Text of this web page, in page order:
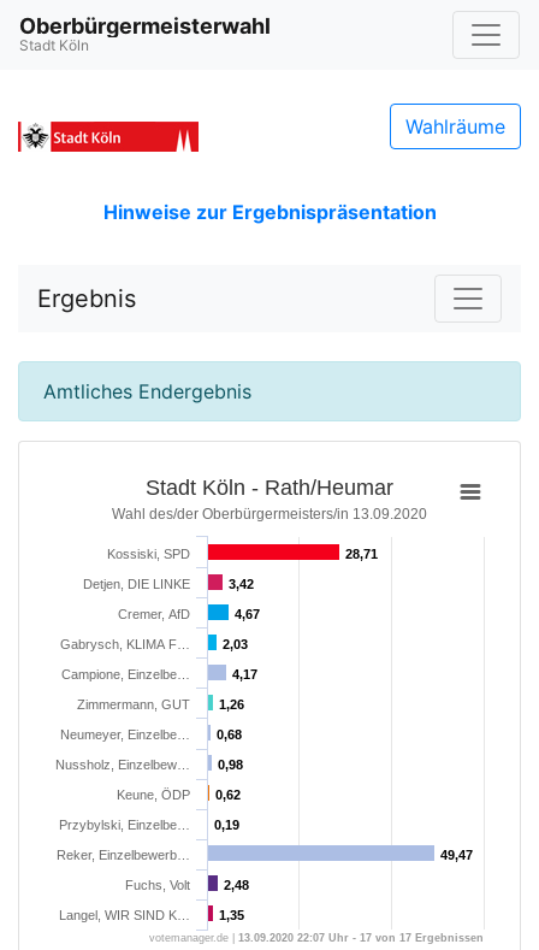
Oberbürgermeisterwahl
Stadt Köln
Wahlräume
Hinweise zur Ergebnispräsentation
Ergebnis
Amtliches Endergebnis
Stadt Köln - Rath/Heumar
Wahl des/der Oberbürgermeisters/in 13.09.2020
28,71
28,71
3,42
3,42
4,67
4,67
2,03
2,03
4,17
4,17
1,26
1,26
0,68
0,68
0,98
0,98
0,62
0,62
0,19
0,19
49,47
49,47
2,48
2,48
1,35
1,35
Kossiski, SPD
Detjen, DIE LINKE
Cremer, AfD
Gabrysch, KLIMA F…
Campione, Einzelbe…
Zimmermann, GUT
Neumeyer, Einzelbe…
Nussholz, Einzelbew…
Keune, ÖDP
Przybylski, Einzelbe…
Reker, Einzelbewerb…
Fuchs, Volt
Langel, WIR SIND K…
votemanager.de | 13.09.2020 22:07 Uhr - 17 von 17 Ergebnissen